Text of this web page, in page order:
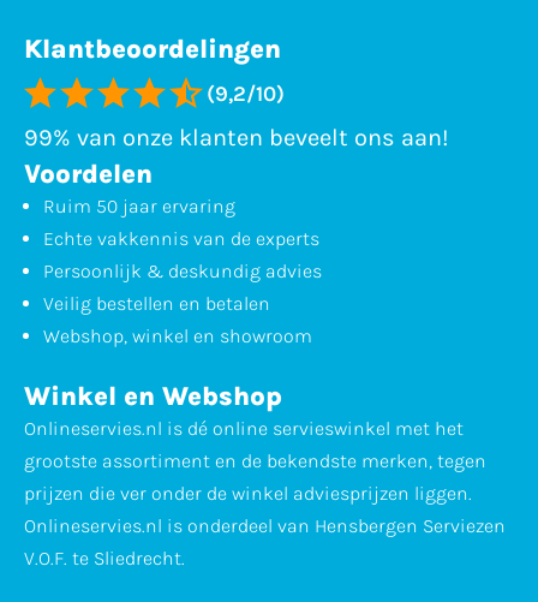
Klantbeoordelingen
(9,2/10)
99% van onze klanten beveelt ons aan!
Voordelen
Ruim 50 jaar ervaring
Echte vakkennis van de experts
Persoonlijk & deskundig advies
Veilig bestellen en betalen
Webshop, winkel en showroom
Winkel en Webshop
Onlineservies.nl is dé online servieswinkel met het
grootste assortiment en de bekendste merken, tegen
prijzen die ver onder de winkel adviesprijzen liggen.
Onlineservies.nl is onderdeel van Hensbergen Serviezen
V.O.F. te Sliedrecht.